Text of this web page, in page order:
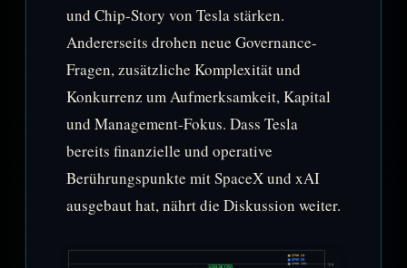
und Chip-Story von Tesla stärken.
Andererseits drohen neue Governance-
Fragen, zusätzliche Komplexität und
Konkurrenz um Aufmerksamkeit, Kapital
und Management-Fokus. Dass Tesla
bereits finanzielle und operative
Berührungspunkte mit SpaceX und xAI
ausgebaut hat, nährt die Diskussion weiter.